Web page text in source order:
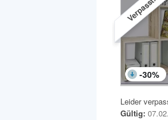
Verpasst!
-30%
Leider
Gültig: